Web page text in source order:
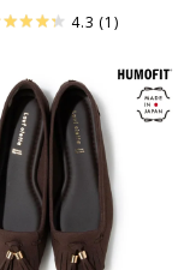
4.3 (1)